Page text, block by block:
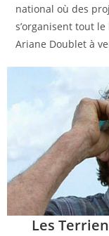
national où des
s’organisent tout
Ariane Doublet à
Les